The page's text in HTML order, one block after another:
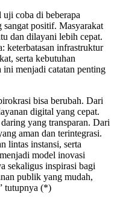
coba di beberapa
sangat positif. Masyarakat
dan dilayani lebih cepat.
keterbatasan infrastruktur
serta kebutuhan
ini menjadi catatan penting
bisa berubah. Dari
digital yang cepat.
yang transparan. Dari
aman dan terintegrasi.
lintas instansi, serta
model inovasi
sekaligus inspirasi bagi
publik yang mudah,
tutupnya (*)